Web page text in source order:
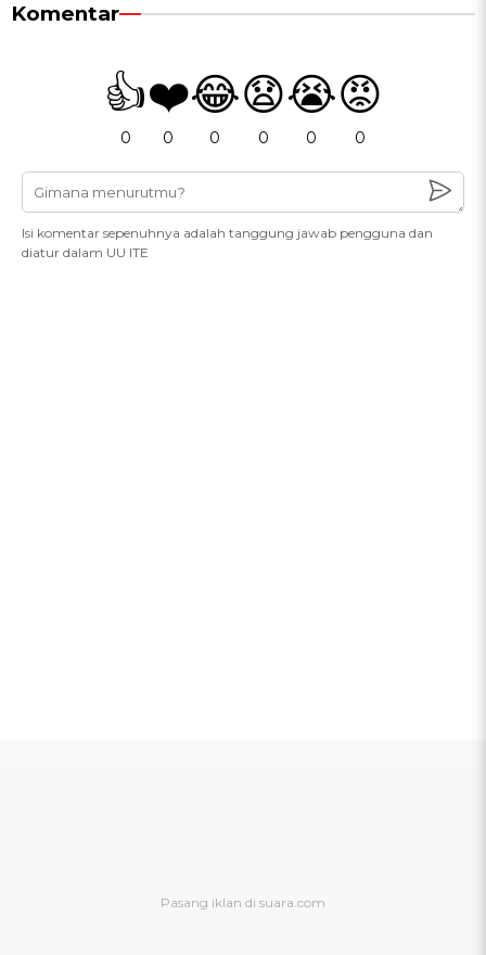
Komentar
👍
0
❤️
0
😂
0
😧
0
😭
0
😡
0
Isi komentar sepenuhnya adalah tanggung jawab pengguna dan
diatur dalam UU ITE